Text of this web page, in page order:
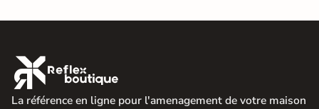

La référence en ligne pour l'amenagement de votre maison